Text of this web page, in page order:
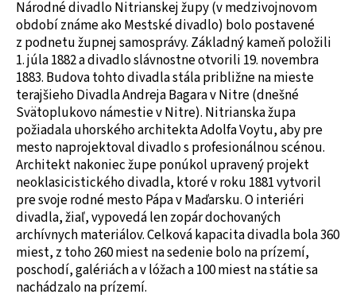
Národné divadlo Nitrianskej župy (v medzivojnovom
období známe ako Mestské divadlo) bolo postavené
z podnetu župnej samosprávy. Základný kameň položili
1. júla 1882 a divadlo slávnostne otvorili 19. novembra
1883. Budova tohto divadla stála približne na mieste
terajšieho Divadla Andreja Bagara v Nitre (dnešné
Svätoplukovo námestie v Nitre). Nitrianska župa
požiadala uhorského architekta Adolfa Voytu, aby pre
mesto naprojektoval divadlo s profesionálnou scénou.
Architekt nakoniec župe ponúkol upravený projekt
neoklasicistického divadla, ktoré v roku 1881 vytvoril
pre svoje rodné mesto Pápa v Maďarsku. O interiéri
divadla, žiaľ, vypovedá len zopár dochovaných
archívnych materiálov. Celková kapacita divadla bola 360
miest, z toho 260 miest na sedenie bolo na prízemí,
poschodí, galériách a v lóžach a 100 miest na státie sa
nachádzalo na prízemí.